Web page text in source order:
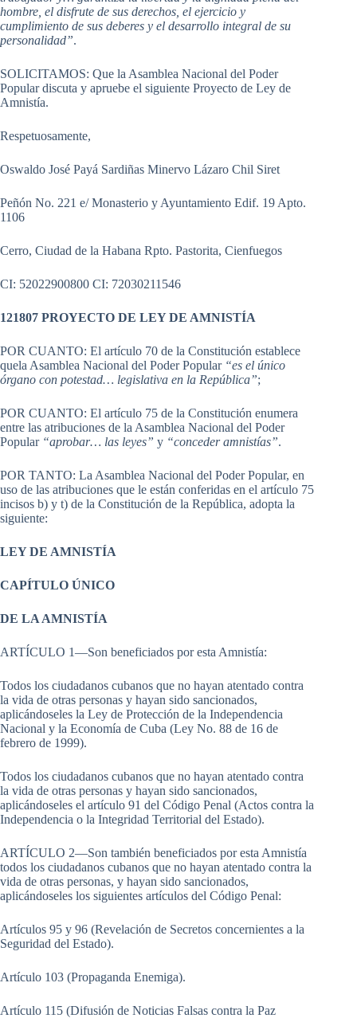
hombre, el disfrute de sus derechos, el ejercicio y
cumplimiento de sus deberes y el desarrollo integral de su
personalidad”.
SOLICITAMOS: Que la Asamblea Nacional del Poder
Popular discuta y apruebe el siguiente Proyecto de Ley de
Amnistía.
Respetuosamente,
Oswaldo José Payá Sardiñas Minervo Lázaro Chil Siret
Peñón No. 221 e/ Monasterio y Ayuntamiento Edif. 19 Apto.
1106
Cerro, Ciudad de la Habana Rpto. Pastorita, Cienfuegos
CI: 52022900800 CI: 72030211546
121807 PROYECTO DE LEY DE AMNISTÍA
POR CUANTO: El artículo 70 de la Constitución establece
quela Asamblea Nacional del Poder Popular“es el único
órgano con potestad… legislativa en la República”;
POR CUANTO: El artículo 75 de la Constitución enumera
entre las atribuciones de la Asamblea Nacional del Poder
Popular “aprobar… las leyes” y “conceder amnistías”.
POR TANTO: La Asamblea Nacional del Poder Popular, en
uso de las atribuciones que le están conferidas en el artículo 75
incisos b) y t) de la Constitución de la República, adopta la
siguiente:
LEY DE AMNISTÍA
CAPÍTULO ÚNICO
DE LA AMNISTÍA
ARTÍCULO 1—Son beneficiados por esta Amnistía:
Todos los ciudadanos cubanos que no hayan atentado contra
la vida de otras personas y hayan sido sancionados,
aplicándoseles la Ley de Protección de la Independencia
Nacional y la Economía de Cuba (Ley No. 88 de 16 de
febrero de 1999).
Todos los ciudadanos cubanos que no hayan atentado contra
la vida de otras personas y hayan sido sancionados,
aplicándoseles el artículo 91 del Código Penal (Actos contra la
Independencia o la Integridad Territorial del Estado).
ARTÍCULO 2—Son también beneficiados por esta Amnistía
todos los ciudadanos cubanos que no hayan atentado contra la
vida de otras personas, y hayan sido sancionados,
aplicándoseles los siguientes artículos del Código Penal:
Artículos 95 y 96 (Revelación de Secretos concernientes a la
Seguridad del Estado).
Artículo 103 (Propaganda Enemiga).
Artículo 115 (Difusión de Noticias Falsas contra la Paz